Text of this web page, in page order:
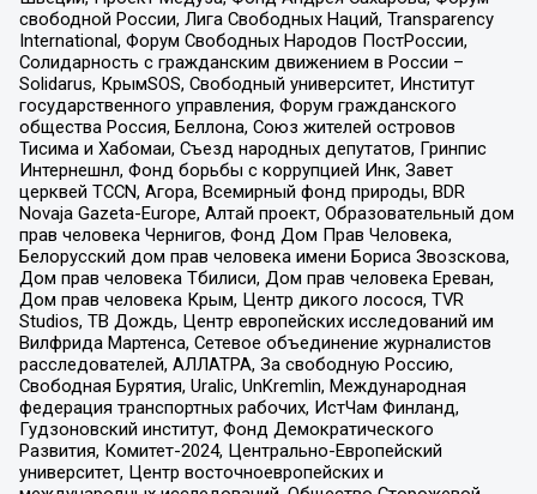
свободной России, Лига Свободных Наций, Transparеncy
International, Форум Свободных Народов ПостРоссии,
Солидарность с гражданским движением в России –
Solidarus, КрымSOS, Свободный университет, Институт
государственного управления, Форум гражданского
общества Россия, Беллона, Союз жителей островов
Тисима и Хабомаи, Съезд народных депутатов, Гринпис
Интернешнл, Фонд борьбы с коррупцией Инк, Завет
церквей TCCN, Агора, Всемирный фонд природы, BDR
Novaja Gazeta-Europe, Алтай проект, Образовательный дом
прав человека Чернигов, Фонд Дом Прав Человека,
Белорусский дом прав человека имени Бориса Звозскова,
Дом прав человека Тбилиси, Дом прав человека Ереван,
Дом прав человека Крым, Центр дикого лосося, TVR
Studios, ТВ Дождь, Центр европейских исследований им
Вилфрида Мартенса, Сетевое объединение журналистов
расследователей, АЛЛАТРА, За свободную Россию,
Свободная Бурятия, Uralic, UnKremlin, Международная
федерация транспортных рабочих, ИстЧам Финланд,
Гудзоновский институт, Фонд Демократического
Развития, Комитет-2024, Центрально-Европейский
университет, Центр восточноевропейских и